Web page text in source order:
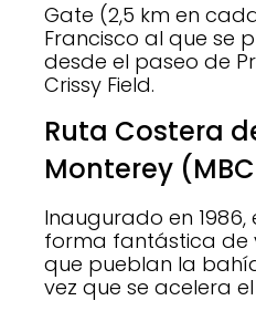
Gate (2,5 km en
Francisco al que se
desde el paseo de
Crissy Field.
Ruta Costera
Monterey
Inaugurado en 1986,
forma fantástica de
que pueblan la
vez que se acelera